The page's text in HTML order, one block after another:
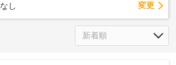
なし 変更